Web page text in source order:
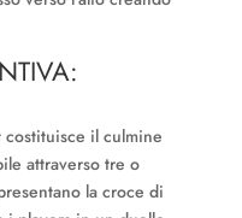
il culmine
attraverso tre o
la croce di